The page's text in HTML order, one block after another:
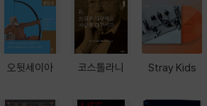
오뒷세이아 코스톨라니 Stray Kids